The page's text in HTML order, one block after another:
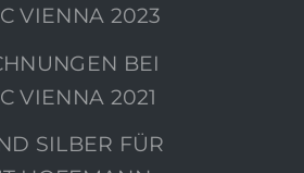
VIENNA 2023
BEI
VIENNA 2021
SILBER FÜR